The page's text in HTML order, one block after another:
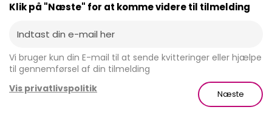
Klik på "Næste" for at komme videre til tilmelding
Vi bruger kun din E-mail til at sende kvitteringer eller hjælpe
til gennemførsel af din tilmelding
Vis privatlivspolitik